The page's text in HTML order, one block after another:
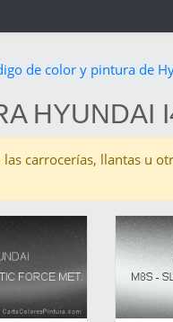
de color y pintura de
HYUNDAI
carrocerías, llantas u